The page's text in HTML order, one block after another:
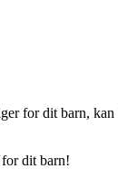
for dit barn,
dit barn!